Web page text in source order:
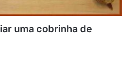
uma cobrinha de